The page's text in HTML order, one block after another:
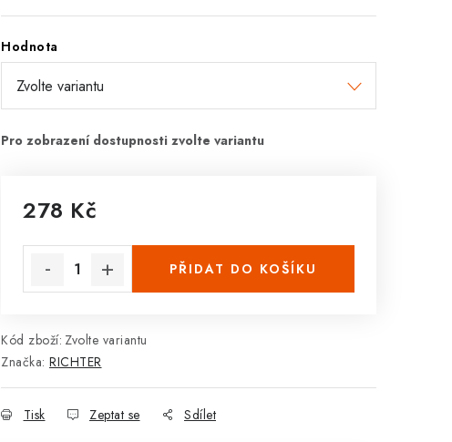
Hodnota
278 Kč
PŘIDAT DO KOŠÍKU
Kód zboží: Zvolte variantu
Značka: RICHTER
Tisk Zeptat se Sdílet